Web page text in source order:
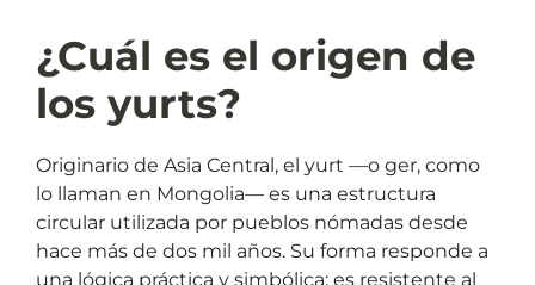
¿Cuál es el origen de
los yurts?
Originario de Asia Central, el yurt —o ger, como
lo llaman en Mongolia— es una estructura
circular utilizada por pueblos nómadas desde
hace más de dos mil años. Su forma responde a
una lógica práctica y simbólica: es resistente al